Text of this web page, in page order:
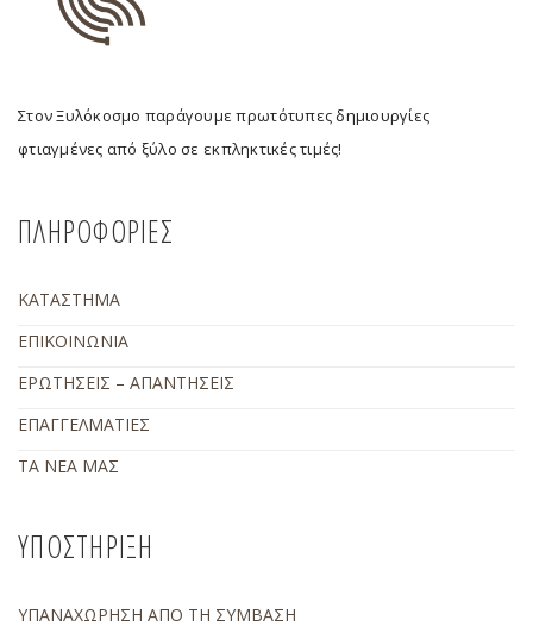
Στον Ξυλόκοσμο παράγουμε πρωτότυπες δημιουργίες
φτιαγμένες από ξύλο σε εκπληκτικές τιμές!
ΠΛΗΡΟΦΟΡΙΕΣ
ΚΑΤΑΣΤΗΜΑ
ΕΠΙΚΟΙΝΩΝΙΑ
ΕΡΩΤΗΣΕΙΣ – ΑΠΑΝΤΗΣΕΙΣ
ΕΠΑΓΓΕΛΜΑΤΙΕΣ
ΤΑ ΝΕΑ ΜΑΣ
ΥΠΟΣΤΗΡΙΞΗ
ΥΠΑΝΑΧΩΡΗΣΗ ΑΠΟ ΤΗ ΣΥΜΒΑΣΗ